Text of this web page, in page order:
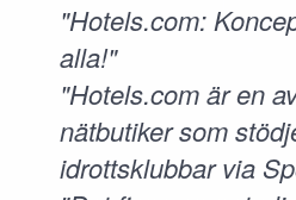
"Hotels.com:
alla!"
"Hotels.com är en
nätbutiker som
idrottsklubbar via